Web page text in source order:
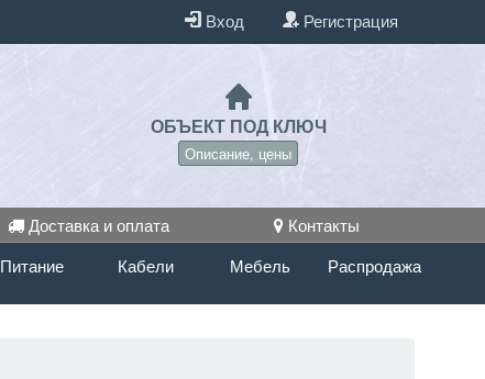
Вход Регистрация
ОБЪЕКТ ПОД КЛЮЧ
Описание, цены
Доставка и оплата
Контакты
Питание Кабели Мебель Распродажа